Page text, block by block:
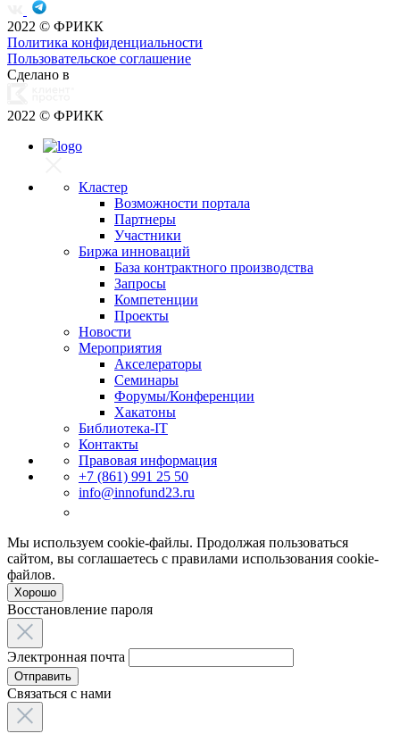
2022 © ФРИКК
Политика конфиденциальности
Пользовательское соглашение
Сделано в
2022 © ФРИКК
Кластер
Возможности портала
Партнеры
Участники
Биржа инноваций
База контрактного производства
Запросы
Компетенции
Проекты
Новости
Мероприятия
Акселераторы
Семинары
Форумы/Конференции
Хакатоны
Библиотека-IT
Контакты
Правовая информация
+7 (861) 991 25 50
info@innofund23.ru
Мы используем cookie-файлы. Продолжая пользоваться
сайтом, вы соглашаетесь с правилами использования cookie-
файлов.
Хорошо
Восстановление пароля
Электронная почта
Отправить
Связаться с нами